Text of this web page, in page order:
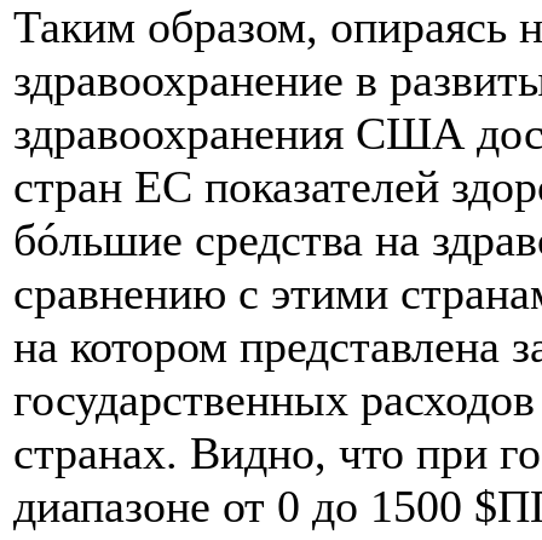
Таким образом, опираясь
здравоохранение в
здравоохранения США
стран ЕС показателей
бóльшие средства на
сравнению с этими
на котором
государственных
странах. Видно, что при
диапазоне от 0 до 1500